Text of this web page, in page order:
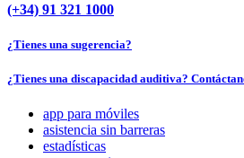
(+34) 91 321 1000
¿Tienes una sugerencia?
¿Tienes una discapacidad auditiva?
app para móviles
asistencia sin barreras
estadísticas